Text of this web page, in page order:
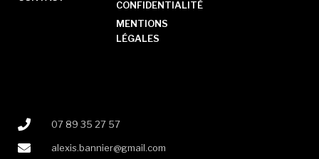
CONFIDENTIALITÉ
MENTIONS
LÉGALES
07 89 35 27 57
alexis.bannier@gmail.com